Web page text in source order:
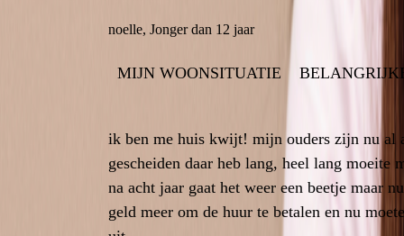
noelle, Jonger dan 12 jaar
MIJN WOONSITUATIE
ik ben me huis kwijt! mijn ouders zijn nu al
gescheiden daar heb lang, heel lang moeite
na acht jaar gaat het weer een beetje maar
geld meer om de huur te betalen en nu
MIJN
BELANGRIJKE MOMENTEN
ik ben me huis kwijt! mijn ouders
gescheiden daar heb lang, heel lang moeite
na acht jaar gaat het weer een beetje maar
geld meer om de huur te betalen en nu